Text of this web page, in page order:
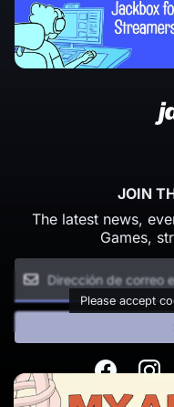
JOIN
The latest news,
Games,
Please accept
Facebook